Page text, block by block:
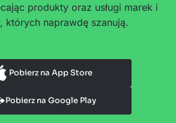
produkty oraz usługi marek i
których naprawdę szanują.
Pobierz na App Store
Pobierz na Google Play